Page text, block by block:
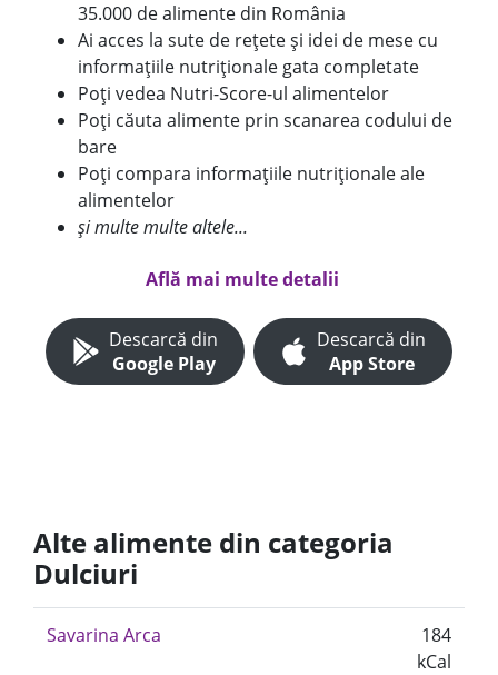
35.000 de alimente din România
Ai acces la sute de rețete și idei de mese cu
informațiile nutriționale gata completate
Poți vedea Nutri-Score-ul alimentelor
Poți căuta alimente prin scanarea codului de
bare
Poți compara informațiile nutriționale ale
alimentelor
și multe multe altele...
Află mai multe detalii
Descarcă din
Google Play
Descarcă din
App Store
Alte alimente din categoria
Dulciuri
Savarina Arca
184
kCal